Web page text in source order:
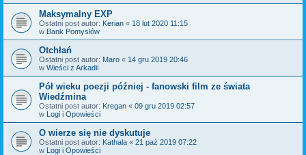
Maksymalny EXP
Ostatni post autor: Kerian « 18 lut 2020 11:15
w Bank Pomysłów
Otchłań
Ostatni post autor: Maro « 14 gru 2019 20:46
w Wieści z Arkadii
Pół wieku poezji później - fanowski film ze świata
Wiedźmina
Ostatni post autor: Kregan « 09 gru 2019 02:57
w Logi i Opowieści
O wierze się nie dyskutuje
Ostatni post autor: Kathala « 21 paź 2019 07:22
w Logi i Opowieści